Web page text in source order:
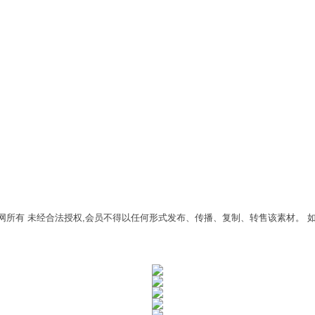
有 未经合法授权,会员不得以任何形式发布、传播、复制、转售该素材。